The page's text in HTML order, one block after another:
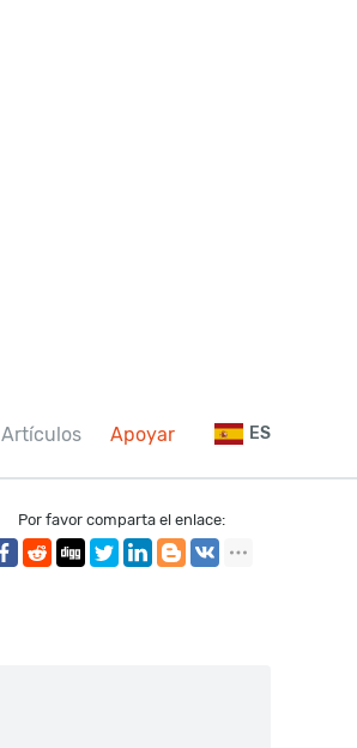
Artículos Apoyar ES
Por favor comparta el enlace: